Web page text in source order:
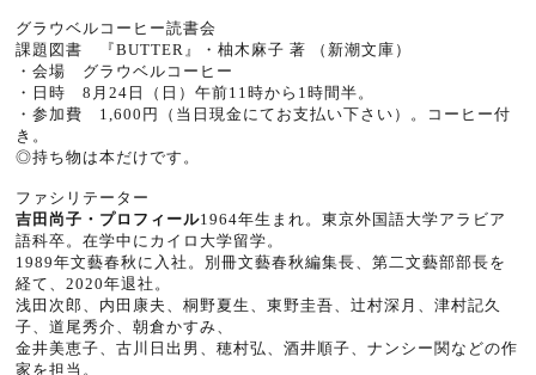
グラウベルコーヒー読書会
課題図書 『BUTTER』・柚木麻子 著 （新潮文庫）
・会場 グラウベルコーヒー
・日時 8月24日（日）午前11時から 1時間半。
・参加費 1,600 円（当日現金にてお支払い下さい）。コーヒー付
き。
◎持ち物は本だけです。
ファシリテーター
吉田尚子・プロフィール1964年生まれ。東京外国語大学アラビア
語科卒。在学中にカイロ大学留学。
1989年文藝春秋に入社。別冊文藝春秋編集長、第二文藝部部長を
経て、2020年退社。
浅田次郎、内田康夫、桐野夏生、東野圭吾、辻村深月、津村記久
子、道尾秀介、朝倉かすみ、
金井美恵子、古川日出男、穂村弘、酒井順子、ナンシー関などの作
家を担当。